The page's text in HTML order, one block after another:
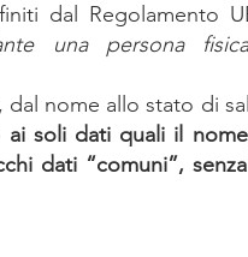
dal Regolamento
una persona
nome allo stato di
soli dati quali il
dati “comuni”,